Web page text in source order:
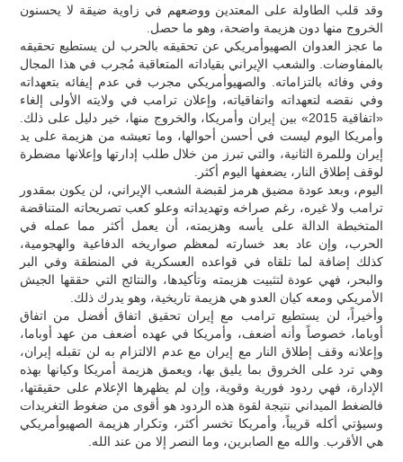
وقد قلب الطاولة على المعتدين ووضعهم في زاوية ضيقة لا يحسنون
الخروج منها دون هزيمة واضحة، وهو ما حصل.
ما عجز العدوان الصهيوأمريكي عن تحقيقه بالحرب لن يستطيع تحقيقه
بالمفاوضات. والشعب الإيراني بقياداته المتعاقبة مُجرب في هذا المجال
وفي وفائه بالتزاماته. والصهيوأمريكي مجرب في عدم إيفائه بتعهداته
وفي نقضه لتعهداته واتفاقياته، وإعلان ترامب في ولايته الأولى إلغاء
«اتفاقية 2015» بين إيران وأمريكا، والخروج منها، خير دليل على ذلك.
وأمريكا اليوم ليست في أحسن أحوالها، وما تعيشه من هزيمة على يد
إيران وللمرة الثانية، والتي تبرز من خلال طلب إدارتها وإعلانها مضطرة
لوقف إطلاق النار، يضعفها اليوم أكثر.
اليوم، وبعد عودة مضيق هرمز لقبضة الشعب الإيراني، لن يكون بمقدور
ترامب ولا غيره، رغم صراخه وتهديداته وعلو كعب تصريحاته المتناقضة
المتخبطة الدالة على يأسه وهزيمته، أن يعمل أكثر مما عمله في
الحرب، وإن عاد بعد خسارته لمعظم صواريخه الدفاعية والهجومية،
كذلك إضافة لما تلقاه في قواعده العسكرية في المنطقة وفي البر
والبحر، فهي عودة لتثبيت هزيمته وتأكيدها، والنتائج التي حققها الجيش
الأمريكي ومعه كيان العدو هي هزيمة تاريخية، وهو يدرك ذلك.
وأخيراً، لن يستطيع ترامب مع إيران تحقيق اتفاق أفضل من اتفاق
أوباما، خصوصاً وأنه أضعف، وأمريكا في عهده أضعف من عهد أوباما،
وإعلانه وقف إطلاق النار مع إيران مع عدم الالتزام به لن تقبله إيران،
وهي ترد على الخروق بما يليق بها، ويعمق هزيمة أمريكا وكيانها بهذه
الإدارة، فهي ردود فورية وقوية، وإن لم يظهرها الإعلام على حقيقتها،
فالضغط الميداني نتيجة لقوة هذه الردود هو أقوى من ضغوط التغريدات
وسيؤتي أكله قريباً، وأمريكا تخسر أكثر، وتكرار هزيمة الصهيوأمريكي
هي الأقرب. والله مع الصابرين، وما النصر إلا من عند الله.